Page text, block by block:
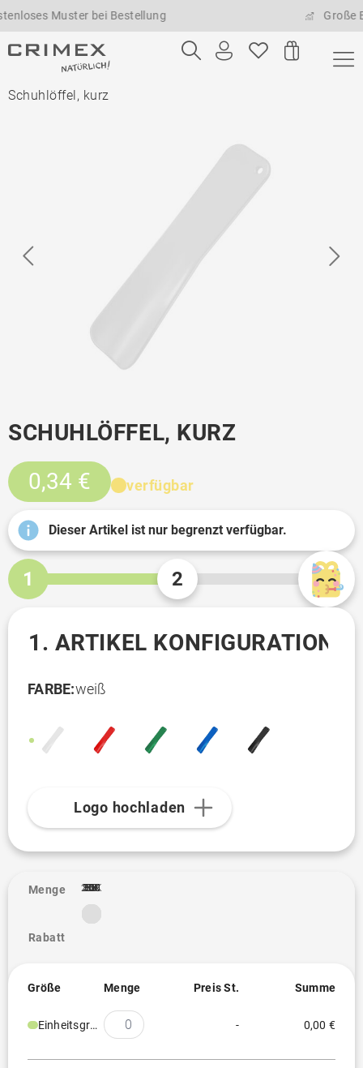
Muster bei Bestellung Große
Schuhlöffel, kurz
SCHUHLÖFFEL, KURZ
0,34 €
verfügbar
Dieser Artikel ist nur begrenzt verfügbar.
1 2
1. ARTIKEL KONFIGURATION
FARBE:weiß
Logo hochladen
Menge
Rabatt
1
50
100
250
300
500
1K
2.5K
3K
5K
10K
20K
Größe Menge Preis St. Summe
Einheitsgröße - 0,00 €